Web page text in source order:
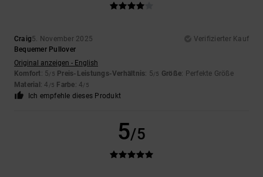
Craig5. November 2025
Verifizierter Kauf
Bequemer Pullover
Original anzeigen - English
Komfort: 5/5 Preis-Leistungs-Verhältnis: 5/5 Größe: Perfekte Größe
Material : 4 /5 Farbe: 4/5
Ich empfehle dieses Produkt
5/5